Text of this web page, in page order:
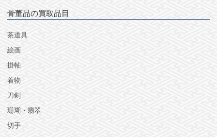
骨董品の買取品目
茶道具
絵画
掛軸
着物
刀剣
珊瑚・翡翠
切手